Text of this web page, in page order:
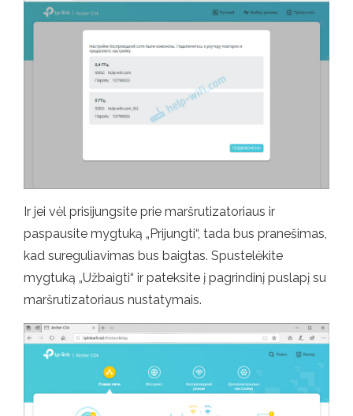
Ir jei vėl prisijungsite prie maršrutizatoriaus ir
paspausite mygtuką „Prijungti“, tada bus pranešimas,
kad sureguliavimas bus baigtas. Spustelėkite
mygtuką „Užbaigti“ ir pateksite į pagrindinį puslapį su
maršrutizatoriaus nustatymais.